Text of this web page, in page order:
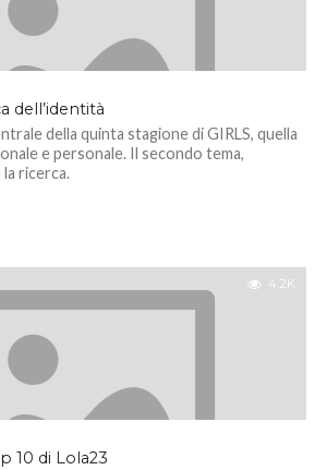
dell’identità
della quinta stagione di GIRLS, quella
e personale. Il secondo tema,
ricerca.
4.2K
10 di Lola23